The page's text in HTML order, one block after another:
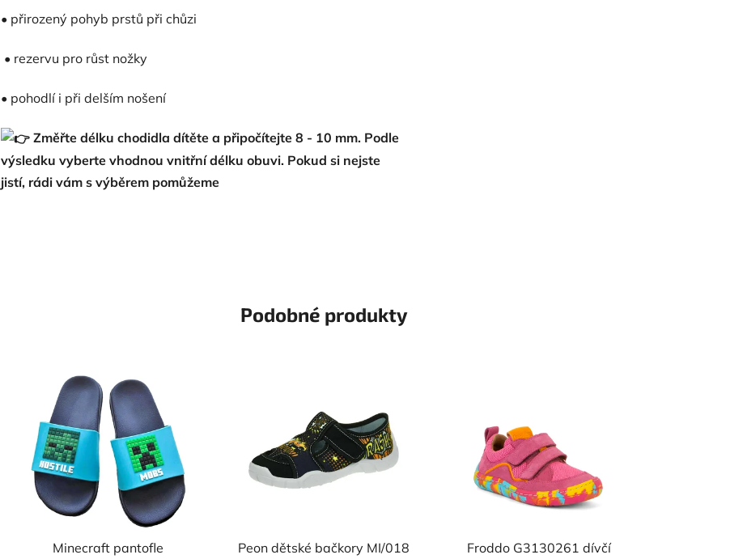
• přirozený pohyb prstů při chůzi
• rezervu pro růst nožky
• pohodlí i při delším nošení
Změřte délku chodidla dítěte a připočítejte 8 - 10 mm. Podle
výsledku vyberte vhodnou vnitřní délku obuvi. Pokud si nejste
jistí, rádi vám s výběrem pomůžeme
Podobné produkty
Minecraft pantofle
Peon dětské bačkory MI/018
Froddo G3130261 dívčí